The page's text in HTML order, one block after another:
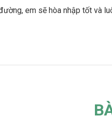
em sẽ hòa nhập tốt và